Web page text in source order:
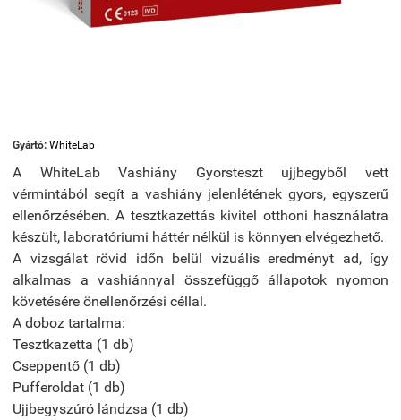
Gyártó: WhiteLab
A WhiteLab Vashiány Gyorsteszt ujjbegyből vett
vérmintából segít a vashiány jelenlétének gyors, egyszerű
ellenőrzésében. A tesztkazettás kivitel otthoni használatra
készült, laboratóriumi háttér nélkül is könnyen elvégezhető.
A vizsgálat rövid időn belül vizuális eredményt ad, így
alkalmas a vashiánnyal összefüggő állapotok nyomon
követésére önellenőrzési céllal.
A doboz tartalma:
Tesztkazetta (1 db)
Cseppentő (1 db)
Pufferoldat (1 db)
Ujjbegyszúró lándzsa (1 db)